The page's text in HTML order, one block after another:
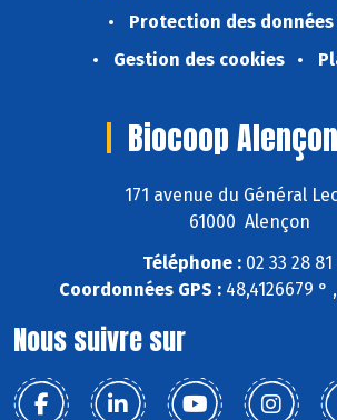
Protection des données
Gestion des cookies
Biocoop
171 avenue du Général
61000 Alençon
Téléphone : 02 33 28 81
Coordonnées GPS : 48,4126679 °
Nous suivre sur